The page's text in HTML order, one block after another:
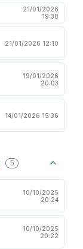
21/01/2026
19:38
21/01/2026 12:10
19/01/2026
20:03
14/01/2026 15:36
5
10/10/2025
20:24
10/10/2025
20:22